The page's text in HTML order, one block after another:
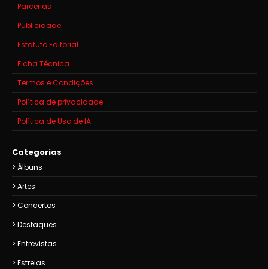
Parcerias
Publicidade
Estatuto Editorial
Ficha Técnica
Termos e Condições
Política de privacidade
Política de Uso de IA
Categorias
Álbuns
Artes
Concertos
Destaques
Entrevistas
Estreias